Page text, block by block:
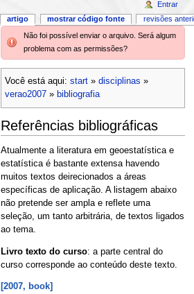
Não foi possível enviar o arquivo. Será algum
problema com as permissões?
Você está aqui: start» disciplinas »
verao2007» bibliografia
Referências bibliográficas
Atualmente a literatura em geoestatística e
estatística é bastante extensa havendo
muitos textos deirecionados a áreas
específicas de aplicação. A listagem abaixo
não pretende ser ampla e reflete uma
seleção, um tanto arbitrária, de textos ligados
ao tema.
Livro texto do curso: a parte central do
curso corresponde ao conteúdo deste texto.
[2007, book]
artigo mostrar código fonte revisões
Entrar